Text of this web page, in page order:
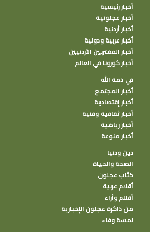
أخبار رئيسية
أخبار عجلونية
أخبار أردنية
أخبار عربية ودولية
أخبار المغتربين الأردنيين
أخبار كورونا في العالم
في ذمة الله
أخبار المجتمع
أخبار إقتصادية
أخبار ثقافية وفنية
أخبار رياضية
أخبار منوعة
دين ودنيا
الصحة والحياة
كتًاب عجلون
أقلام عربية
أقلام وأراء
من ذاكرة عجلون الإخبارية
لمسة وفاء